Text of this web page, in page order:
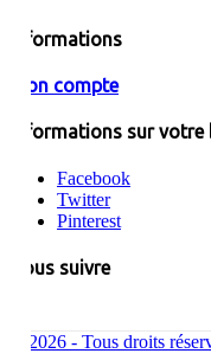
Informations
Mon compte
Informations sur
Facebook
Twitter
Pinterest
Nous suivre
© 2026 - Tous droits